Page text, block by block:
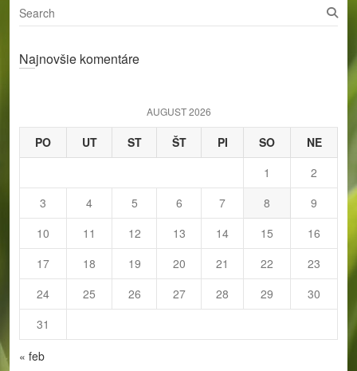
S
e
rNajnovšie komentáre
AUGUST 2026
PO UT ST ŠT PI SO
NE
1
2
3
4 5 6 7 8
9
10
11 12 13 14 15
16
17
18 19 20 21 22
23
24
25 26 27 28 29
30
31
« feb